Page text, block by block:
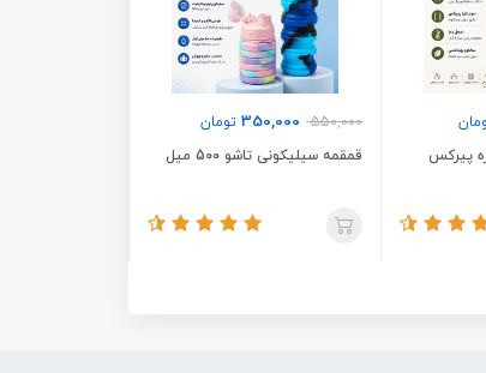
پیرکس
550,000
350,000 تومان
قمقمه سیلیکونی تاشو 500 میل